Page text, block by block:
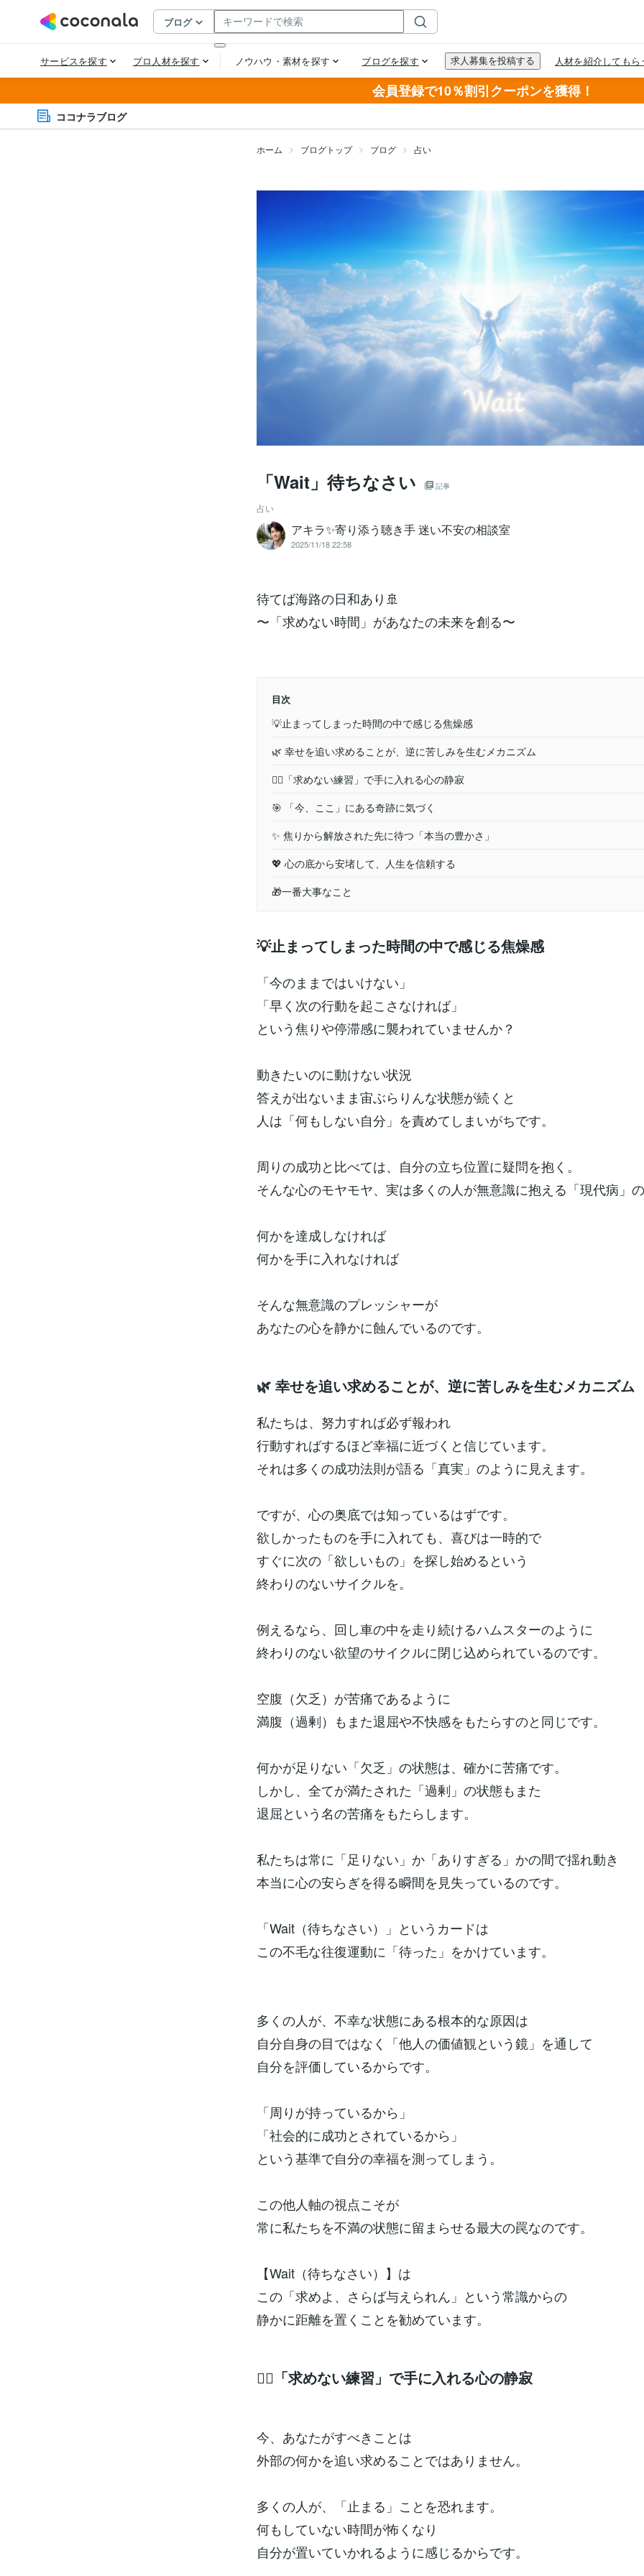
会員登録で10％割引クーポンを獲得！
ココナラブログ
ホーム ブログトップ ブログ 占い
「Wait」待ちなさい 記事
占い
アキラ✨寄り添う聴き手 迷い不安の相談室
2025/11/18 22:58
待てば海路の日和あり🚢
〜「求めない時間」があなたの未来を創る〜
目次
💡止まってしまった時間の中で感じる焦燥感
🌿 幸せを追い求めることが、逆に苦しみを生むメカニズム
🧘‍♀️「求めない練習」で手に入れる心の静寂
🎯 「今、ここ」にある奇跡に気づく
✨ 焦りから解放された先に待つ「本当の豊かさ」
💖 心の底から安堵して、人生を信頼する
🎁一番大事なこと
💡止まってしまった時間の中で感じる焦燥感
「今のままではいけない」
「早く次の行動を起こさなければ」
という焦りや停滞感に襲われていませんか？
動きたいのに動けない状況
答えが出ないまま宙ぶらりんな状態が続くと
人は「何もしない自分」を責めてしまいがちです。
周りの成功と比べては、自分の立ち位置に疑問を抱く。
そんな心のモヤモヤ、実は多くの人が無意識に抱える「現代病」の
何かを達成しなければ
何かを手に入れなければ
そんな無意識のプレッシャーが
あなたの心を静かに蝕んでいるのです。
🌿 幸せを追い求めることが、逆に苦しみを生むメカニズム
私たちは、努力すれば必ず報われ
行動すればするほど幸福に近づくと信じています。
それは多くの成功法則が語る「真実」のように見えます。
ですが、心の奥底では知っているはずです。
欲しかったものを手に入れても、喜びは一時的で
すぐに次の「欲しいもの」を探し始めるという
終わりのないサイクルを。
例えるなら、回し車の中を走り続けるハムスターのように
終わりのない欲望のサイクルに閉じ込められているのです。
空腹（欠乏）が苦痛であるように
満腹（過剰）もまた退屈や不快感をもたらすのと同じです。
何かが足りない「欠乏」の状態は、確かに苦痛です。
しかし、全てが満たされた「過剰」の状態もまた
退屈という名の苦痛をもたらします。
私たちは常に「足りない」か「ありすぎる」かの間で揺れ動き
本当に心の安らぎを得る瞬間を見失っているのです。
「Wait（待ちなさい）」というカードは
この不毛な往復運動に「待った」をかけています。
多くの人が、不幸な状態にある根本的な原因は
自分自身の目ではなく「他人の価値観という鏡」を通して
自分を評価しているからです。
「周りが持っているから」
「社会的に成功とされているから」
という基準で自分の幸福を測ってしまう。
この他人軸の視点こそが
常に私たちを不満の状態に留まらせる最大の罠なのです。
【Wait（待ちなさい）】は
この「求めよ、さらば与えられん」という常識からの
静かに距離を置くことを勧めています。
🧘‍♀️「求めない練習」で手に入れる心の静寂
今、あなたがすべきことは
外部の何かを追い求めることではありません。
多くの人が、「止まる」ことを恐れます。
何もしていない時間が怖くなり
自分が置いていかれるように感じるからです。